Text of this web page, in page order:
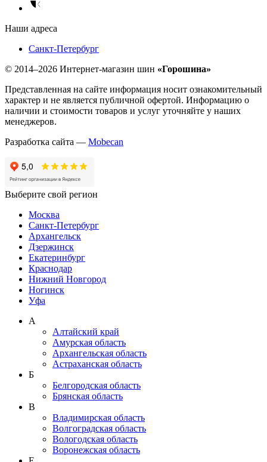
Наши адреса
Санкт-Петербург
© 2014–2026 Интернет-магазин шин «Горошина»
Представленная на сайте информация носит ознакомительный
характер и не является публичной офертой. Информацию о
наличии и стоимости товаров и услуг уточняйте у наших
менеджеров.
Разработка сайта — Mobecan
Выберите свой регион
Москва
Санкт-Петербург
Архангельск
Дзержинск
Екатеринбург
Краснодар
Нижний Новгород
Ногинск
Уфа
А
Алтайский край
Амурская область
Архангельская область
Астраханская область
Б
Белгородская область
Брянская область
В
Владимирская область
Волгоградская область
Вологодская область
Воронежская область